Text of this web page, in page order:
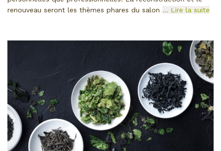
renouveau seront les thèmes phares du salon … Lire la suite